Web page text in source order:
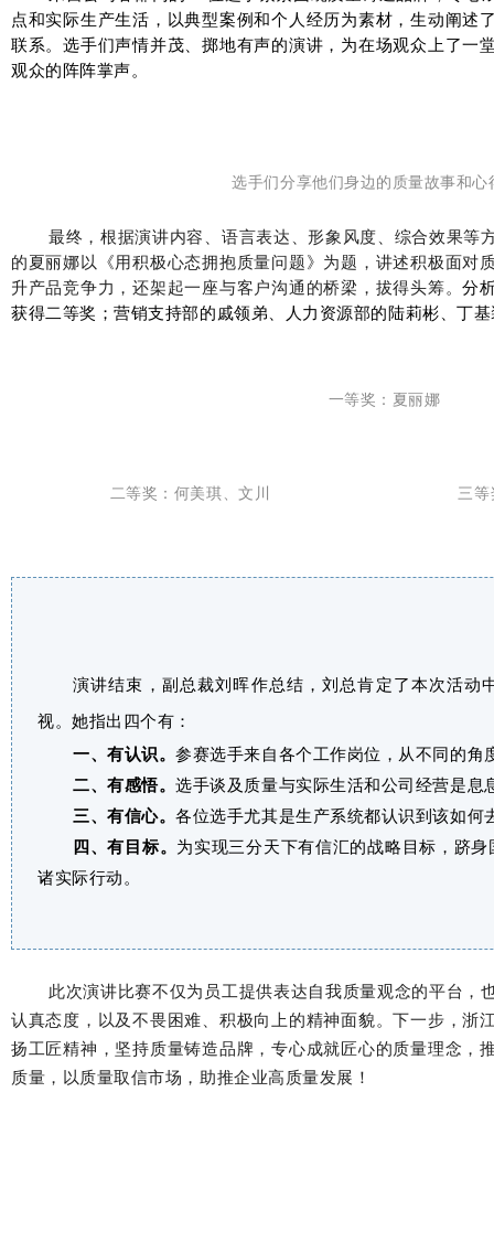
点和实际生产生活，以典型案例和个人经历为素材，生动阐述
联系。选手们声情并茂、掷地有声的演讲，为在场观众上了一
观众的阵阵掌声。
选手们分享他们身边的质量故事和心
最终，根据演讲内容、语言表达、形象风度、综合效果等
的夏丽娜以《用积极心态拥抱质量问题》为题，讲述积极面对
升产品竞争力，还架起一座与客户沟通的桥梁，拔得头筹。分
获得二等奖；营销支持部的戚领弟、 人力资源部的陆莉彬、丁
一等奖： 夏丽娜
二等奖：何美琪、文川 三
演讲结束，副总裁刘晖作总结，刘总肯定了本次活动
视。她指出四个有：
一、有认识。参赛选手来自各个工作岗位，从不同的角
二、有感悟。选手谈及质量与实际生活和公司经营是息
三、有信心。各位选手尤其是生产系统都认识到该如何
四、有目标。 为实现三分天下有信汇的战略目标，跻
诸实际行动。
此次演讲比赛不仅为员工提供表达自我质量观念的平台，
认真态度，以及不畏困难、积极向上的精神面貌。下一步，浙
扬工匠精神，坚持质量铸造品牌，专心成就匠心的质量理念，
质量，以质量取信市场，助推企业高质量发展！